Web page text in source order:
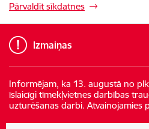
Pārvaldīt sīkdatnes
Izmaiņas
Informējam, ka 13. augustā no
īslaicīgi tīmekļvietnes darbības
uzturēšanas darbi. Atvainojamies